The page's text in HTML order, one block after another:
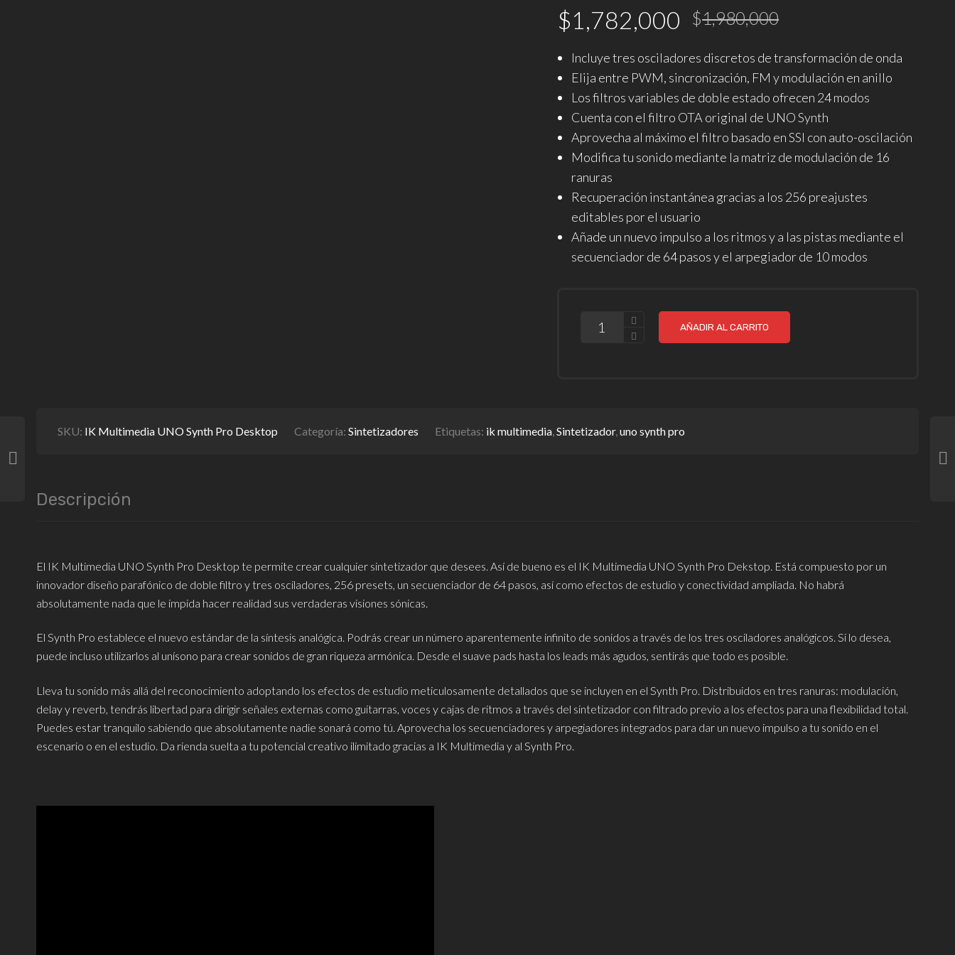
$1,980,000El
original
era:
$1,980,000.
$1,782,000
El
actual
es:
$1,782,000.
Incluye tres osciladores discretos de transformación de onda
Elija entre PWM, sincronización, FM y modulación en anillo
Los filtros variables de doble estado ofrecen 24 modos
Cuenta con el filtro OTA original de UNO Synth
Aprovecha al máximo el filtro basado en SSI con auto-oscilación
Modifica tu sonido mediante la matriz de modulación de 16
ranuras
Recuperación instantánea gracias a los 256 preajustes
editables por el usuario
Añade un nuevo impulso a los ritmos y a las pistas mediante el
secuenciador de 64 pasos y el arpegiador de 10 modos
CANTIDAD
AÑADIR AL CARRITO
SKU: IK Multimedia UNO Synth Pro Desktop Categoría: Sintetizadores Etiquetas: ik multimedia,Sintetizador,uno synth pro
Descripción
El IK Multimedia UNO Synth Pro Desktop te permite crear cualquier sintetizador que desees. Así de bueno es el IK Multimedia UNO Synth Pro Dekstop. Está compuesto por un
innovador diseño parafónico de doble filtro y tres osciladores, 256 presets, un secuenciador de 64 pasos, así como efectos de estudio y conectividad ampliada. No habrá
absolutamente nada que le impida hacer realidad sus verdaderas visiones sónicas.
El Synth Pro establece el nuevo estándar de la síntesis analógica. Podrás crear un número aparentemente infinito de sonidos a través de los tres osciladores analógicos. Si lo desea,
puede incluso utilizarlos al unísono para crear sonidos de gran riqueza armónica. Desde el suave pads hasta los leads más agudos, sentirás que todo es posible.
Lleva tu sonido más allá del reconocimiento adoptando los efectos de estudio meticulosamente detallados que se incluyen en el Synth Pro. Distribuidos en tres ranuras: modulación,
delay y reverb, tendrás libertad para dirigir señales externas como guitarras, voces y cajas de ritmos a través del sintetizador con filtrado previo a los efectos para una flexibilidad total.
Puedes estar tranquilo sabiendo que absolutamente nadie sonará como tú. Aprovecha los secuenciadores y arpegiadores integrados para dar un nuevo impulso a tu sonido en el
escenario o en el estudio. Da rienda suelta a tu potencial creativo ilimitado gracias a IK Multimedia y al Synth Pro.